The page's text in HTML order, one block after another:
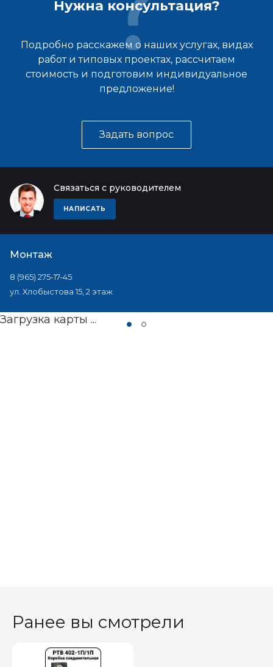
Нужна консультация?
Подробно расскажем о наших услугах, видах
работ и типовых проектах, рассчитаем
стоимость и подготовим индивидуальное
предложение!
Задать вопрос
Связаться с руководителем
НАПИСАТЬ
Монтаж
8 (965) 275-17-45
ул. Хлобыстова 15, 2 этаж
Загрузка карты ...
Ранее вы смотрели